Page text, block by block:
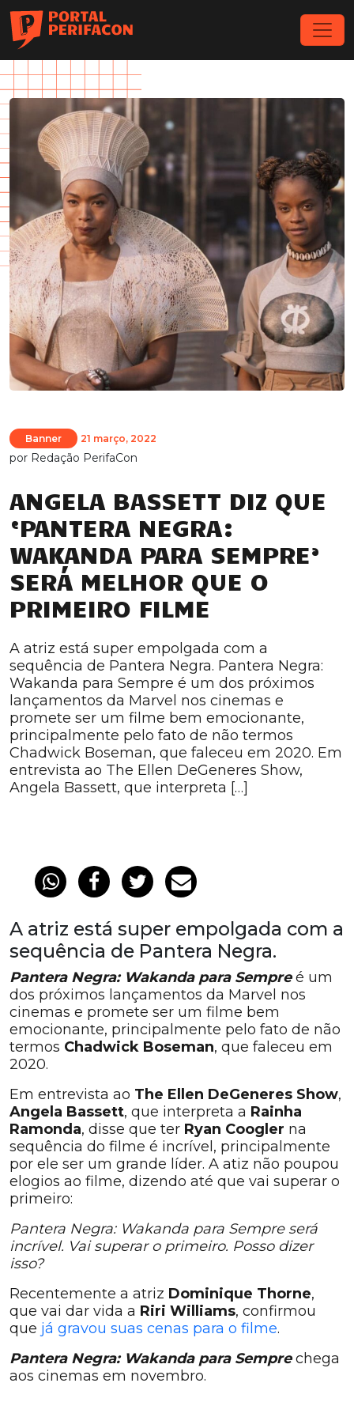
Banner 21 março, 2022
por Redação PerifaCon
ANGELA BASSETT DIZ QUE
‘PANTERA NEGRA:
WAKANDA PARA SEMPRE’
SERÁ MELHOR QUE O
PRIMEIRO FILME
A atriz está super empolgada com a
sequência de Pantera Negra. Pantera Negra:
Wakanda para Sempre é um dos próximos
lançamentos da Marvel nos cinemas e
promete ser um filme bem emocionante,
principalmente pelo fato de não termos
Chadwick Boseman, que faleceu em 2020. Em
entrevista ao The Ellen DeGeneres Show,
Angela Bassett, que interpreta […]
A atriz está super empolgada com a
sequência de Pantera Negra.
Pantera Negra: Wakanda para Sempreé um
dos próximos lançamentos da Marvel nos
cinemas e promete ser um filme bem
emocionante, principalmente pelo fato de não
termos Chadwick Boseman, que faleceu em
2020.
Em entrevista ao The Ellen DeGeneres Show,
Angela Bassett, que interpreta a Rainha
Ramonda, disse que ter Ryan Coogler na
sequência do filme é incrível, principalmente
por ele ser um grande líder. A atiz não poupou
elogios ao filme, dizendo até que vai superar o
primeiro:
Pantera Negra: Wakanda para Sempre será
incrível. Vai superar o primeiro. Posso dizer
isso?
Recentemente a atriz Dominique Thorne,
que vai dar vida a Riri Williams, confirmou
que já gravou suas cenas para o filme.
Pantera Negra: Wakanda para Semprechega
aos cinemas em novembro.